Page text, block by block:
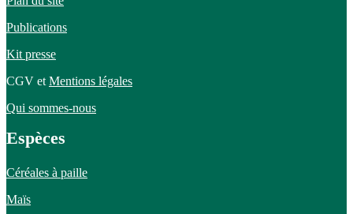
Publications
Kit presse
CGV et Mentions légales
Qui sommes-nous
Espèces
Céréales à paille
Maïs